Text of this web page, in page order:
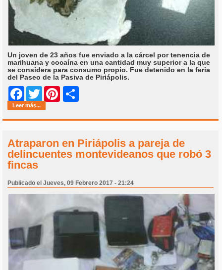
Un joven de 23 años fue enviado a la cárcel por tenencia de
marihuana y cocaína en una cantidad muy superior a la que
se considera para consumo propio. Fue detenido en la feria
del Paseo de la Pasiva de Piriápolis.
Facebook
Twitter Pinterest
Leer más...
Atraparon en Piriápolis a pareja de
delincuentes montevideanos que robó 3
fincas
Publicado el Jueves, 09 Febrero 2017 - 21:24